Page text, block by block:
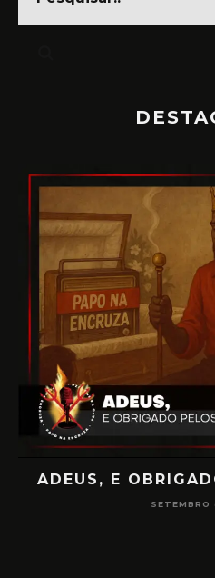
PAPO NA ENCRUZA